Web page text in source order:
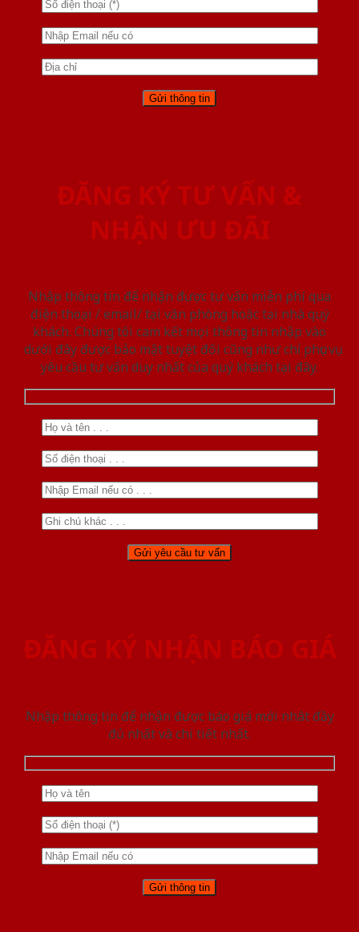
ĐĂNG KÝ TƯ VẤN &
NHẬN ƯU ĐÃI
Nhập thông tin để nhận được tư vấn miễn phí qua
điện thoại / email/ tại văn phòng hoặc tại nhà quý
khách. Chúng tôi cam kết mọi thông tin nhập vào
dưới đây được bảo mật tuyệt đối cũng như chỉ phục vụ
yêu cầu tư vấn duy nhất của quý khách tại đây.
ĐĂNG KÝ NHẬN BÁO GIÁ
Nhập thông tin để nhận được báo giá mới nhât đầy
đủ nhất và chi tiết nhất.